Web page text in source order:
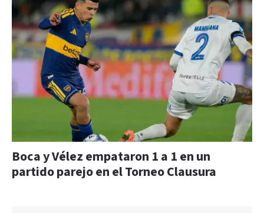
Boca y Vélez empataron 1 a 1 en un
partido parejo en el Torneo Clausura